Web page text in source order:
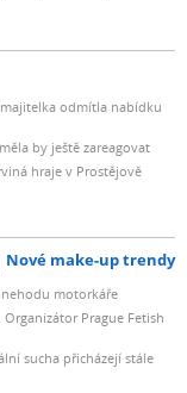
odmítla nabídku
by ještě zareagovat
hraje v Prostějově
Nové make-up trendy
motorkáře
Prague Fetish
sucha přicházejí stále